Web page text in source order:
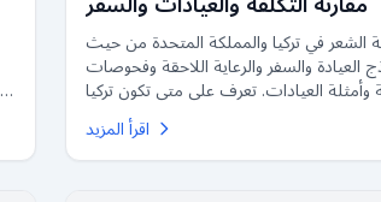
الشعر في تركيا والمملكة المتحدة من حيث
العيادة والسفر والرعاية اللاحقة وفحوصات
وأمثلة العيادات. تعرف على متى تكون تركيا
تكون الإقامة في المملكة المتحدة أفضل،
اقرأ المزيد